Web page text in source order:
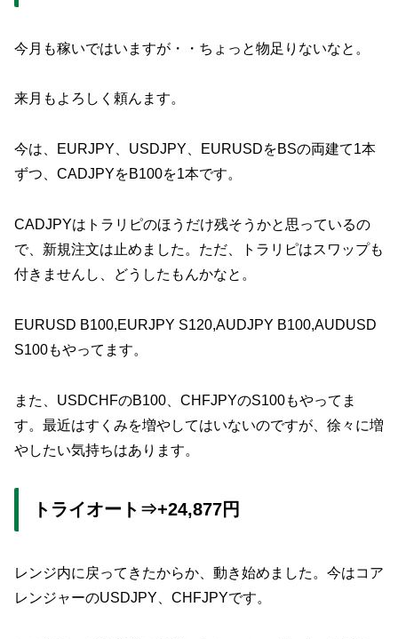
今月も稼いではいますが・・ちょっと物足りないなと。
来月もよろしく頼んます。
今は、EURJPY、USDJPY、EURUSDをBSの両建て1本
ずつ、CADJPYをB100を1本です。
CADJPYはトラリピのほうだけ残そうかと思っているの
で、新規注文は止めました。ただ、トラリピはスワップも
付きませんし、どうしたもんかなと。
EURUSD B100,EURJPY S120,AUDJPY B100,AUDUSD
S100もやってます。
また、USDCHFのB100、CHFJPYのS100もやってま
す。最近はすくみを増やしてはいないのですが、徐々に増
やしたい気持ちはあります。
トライオート⇒+24,877円
レンジ内に戻ってきたからか、動き始めました。今はコア
レンジャーのUSDJPY、CHFJPYです。